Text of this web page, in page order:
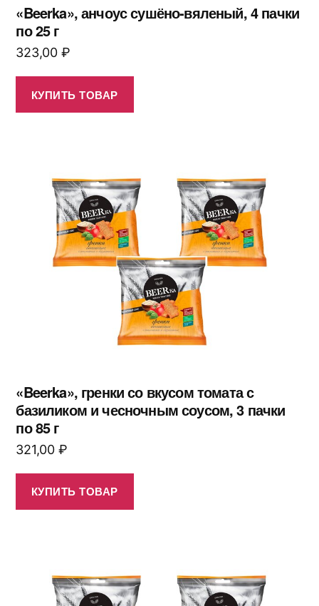
«Beerka», анчоус сушёно-вяленый, 4 пачки
по 25 г
323,00 ₽
КУПИТЬ ТОВАР
«Beerka», гренки со вкусом томата с
базиликом и чесночным соусом, 3 пачки
по 85 г
321,00 ₽
КУПИТЬ ТОВАР